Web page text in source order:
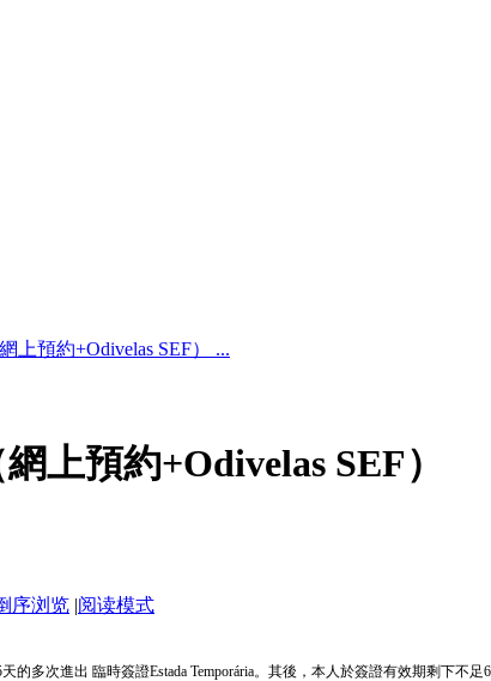
上預約+Odivelas SEF） ...
上預約+Odivelas SEF）
序浏览 |阅读模式
多次進出 臨時簽證Estada Temporária。其後，本人於簽證有效期剩下